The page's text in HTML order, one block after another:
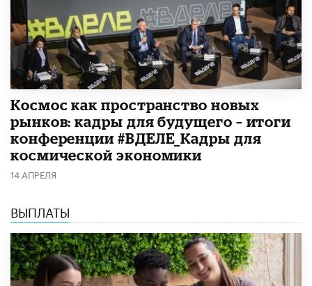
Космос как пространство новых
рынков: кадры для будущего – итоги
конференции #ВДЕЛЕ_Кадры для
космической экономики
14 АПРЕЛЯ
ВЫПЛАТЫ